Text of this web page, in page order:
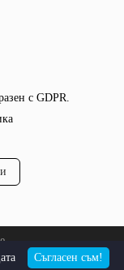
с GDPR.
Съгласен съм!